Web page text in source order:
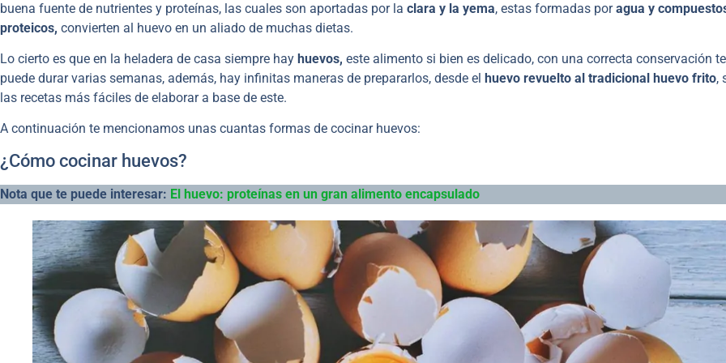
buena fuente de nutrientes y proteínas, las cuales son aportadas por la clara y la yema, estas formadas poragua y
proteicos, convierten al huevo en un aliado de muchas dietas.
Lo cierto es que en la heladera de casa siempre hay huevos, este alimento si bien es delicado, con una correcta conservación te
puede durar varias semanas, además, hay infinitas maneras de prepararlos, desde el huevo revuelto al tradicional huevo frito,
las recetas más fáciles de elaborar a base de este.
A continuación te mencionamos unas cuantas formas de cocinar huevos:
¿Cómo cocinar huevos?
Nota que te puede interesar: El huevo: proteínas en un gran alimento encapsulado